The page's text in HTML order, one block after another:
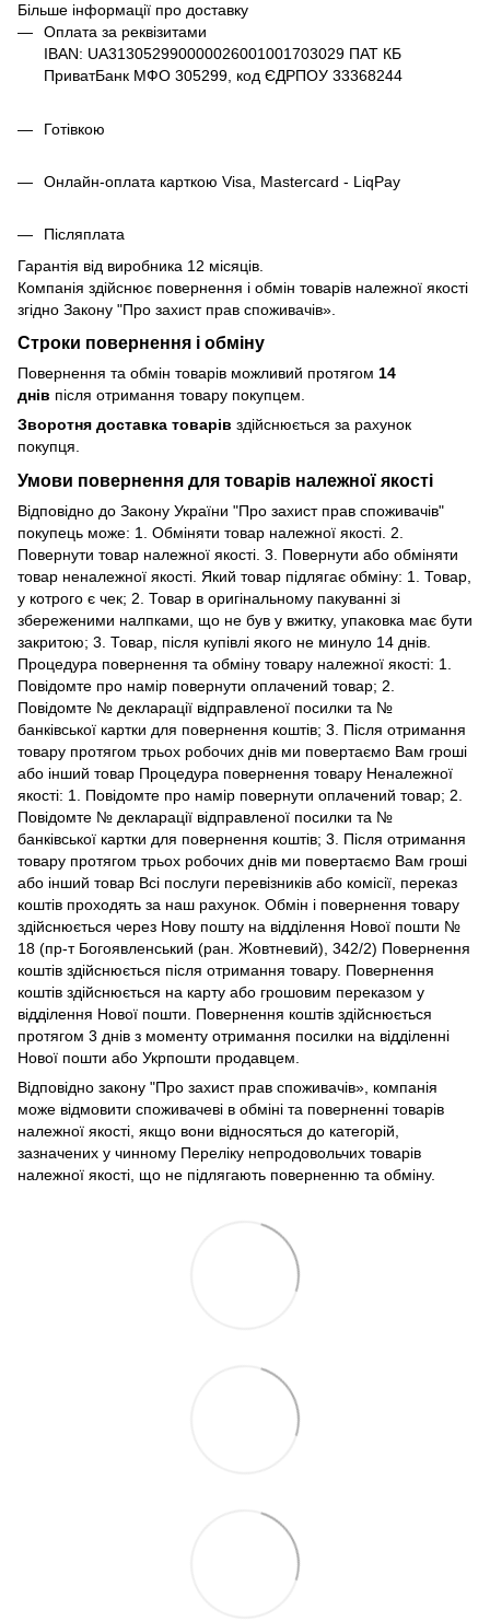
Більше інформації про доставку
Оплата за реквізитами
IBAN: UA313052990000026001001703029 ПАТ КБ
ПриватБанк МФО 305299, код ЄДРПОУ 33368244
Готівкою
Онлайн-оплата карткою Visa, Mastercard - LiqPay
Післяплата
Гарантія від виробника 12 місяців.
Компанія здійснює повернення і обмін товарів належної якості
згідно Закону "Про захист прав споживачів»
Строки повернення і обміну
Повернення та обмін товарів можливий протягом 14
днів після отримання товару покупцем.
Зворотня доставка товарів здійснюється за рахунок
покупця.
Умови повернення для товарів належної якості
Відповідно до Закону України "Про захист прав споживачів"
покупець може: 1. Обміняти товар належної якості. 2.
Повернути товар належної якості. 3. Повернути або обміняти
товар неналежної якості. Який товар підлягає обміну: 1. Товар,
у котрого є чек; 2. Товар в оригінальному пакуванні зі
збереженими налпками, що не був у вжитку, упаковка має бути
закритою; 3. Товар, після купівлі якого не минуло 14 днів.
Процедура повернення та обміну товару належної якості: 1.
Повідомте про намір повернути оплачений товар; 2.
Повідомте № декларації відправленої посилки та №
банківської картки для повернення коштів; 3. Після отримання
товару протягом трьох робочих днів ми повертаємо Вам гроші
або інший товар Процедура повернення товару Неналежної
якості: 1. Повідомте про намір повернути оплачений товар; 2.
Повідомте № декларації відправленої посилки та №
банківської картки для повернення коштів; 3. Після отримання
товару протягом трьох робочих днів ми повертаємо Вам гроші
або інший товар Всі послуги перевізників або комісії, переказ
коштів проходять за наш рахунок. Обмін і повернення товару
здійснюється через Нову пошту на відділення Нової пошти №
18 (пр-т Богоявленський (ран. Жовтневий), 342/2) Повернення
коштів здійснюється після отримання товару. Повернення
коштів здійснюється на карту або грошовим переказом у
відділення Нової пошти. Повернення коштів здійснюється
протягом 3 днів з моменту отримання посилки на відділенні
Нової пошти або Укрпошти продавцем.
Відповідно закону "Про захист прав споживачів», компанія
може відмовити споживачеві в обміні та поверненні товарів
належної якості, якщо вони відносяться до категорій,
зазначених у чинному Переліку непродовольчих товарів
належної якості, що не підлягають поверненню та обміну.